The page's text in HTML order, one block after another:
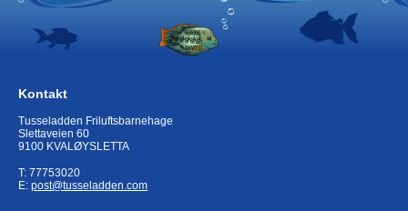
Kontakt
Tusseladden Friluftsbarnehage
Slettaveien 60
9100 KVALØYSLETTA
T: 77753020
E: post@tusseladden.com